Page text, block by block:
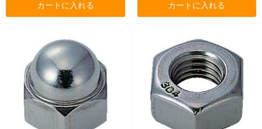
カートに入れる カートに入れる